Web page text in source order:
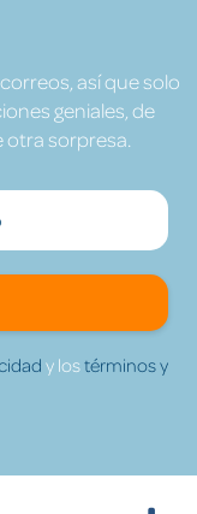
así que solo
geniales, de
sorpresa.
y lostérminos y